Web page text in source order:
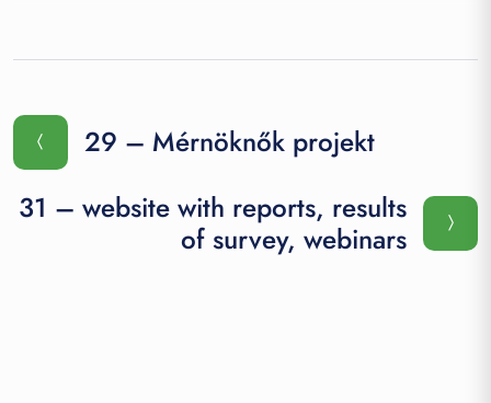
29 – Mérnöknők projekt
31 – website with reports, results
of survey, webinars